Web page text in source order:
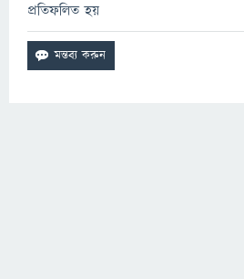
প্রতিফলিত হয়